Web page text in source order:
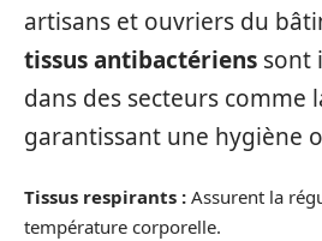
artisans et ouvriers du
tissus antibactériens sont
dans des secteurs comme
garantissant une hygiène
Tissus respirants : Assurent la
température corporelle.